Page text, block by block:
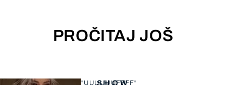
PROČITAJ JOŠ
SHOW
"UUUUUUFFFF"